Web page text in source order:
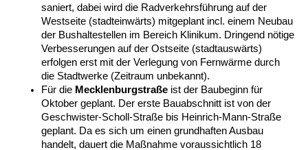
saniert, dabei wird die Radverkehrsführung auf der
Westseite (stadteinwärts) mitgeplant incl. einem Neubau
der Bushaltestellen im Bereich Klinikum. Dringend nötige
Verbesserungen auf der Ostseite (stadtauswärts)
erfolgen erst mit der Verlegung von Fernwärme durch
die Stadtwerke (Zeitraum unbekannt).
Für die Mecklenburgstraße ist der Baubeginn für
Oktober geplant. Der erste Bauabschnitt ist von der
Geschwister-Scholl-Straße bis Heinrich-Mann-Straße
geplant. Da es sich um einen grundhaften Ausbau
handelt, dauert die Maßnahme voraussichtlich 18